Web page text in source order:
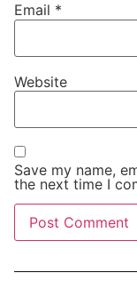
Email *
Website
Save my name,
the next time I